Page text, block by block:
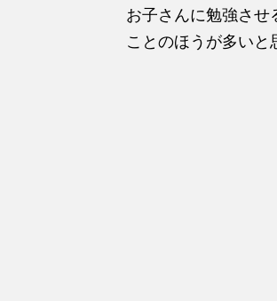
お子さんに勉強させ
ことのほうが多いと